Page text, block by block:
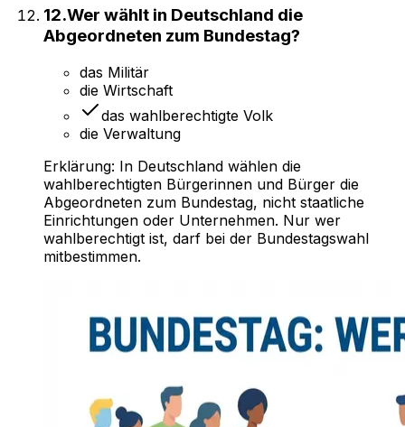
12.Wer wählt in Deutschland die
Abgeordneten zum Bundestag?
das Militär
die Wirtschaft
das wahlberechtigte Volk
die Verwaltung
Erklärung: In Deutschland wählen die
wahlberechtigten Bürgerinnen und Bürger die
Abgeordneten zum Bundestag, nicht staatliche
Einrichtungen oder Unternehmen. Nur wer
wahlberechtigt ist, darf bei der Bundestagswahl
mitbestimmen.